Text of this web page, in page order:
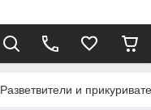
Разветвители и